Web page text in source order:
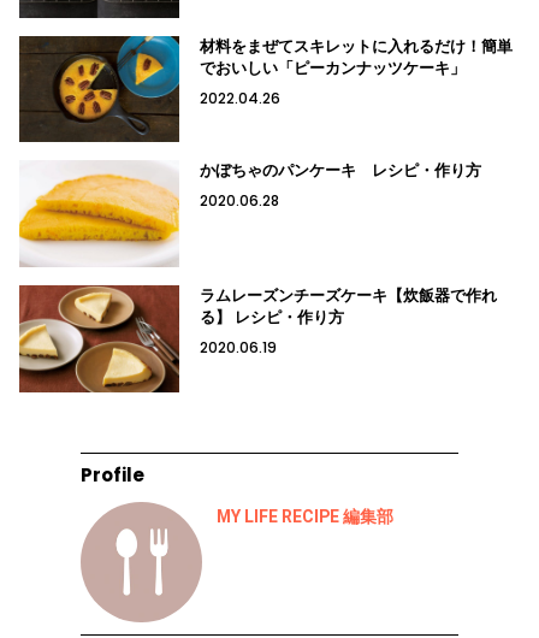
材料をまぜてスキレットに入れるだけ！簡単
でおいしい「ピーカンナッツケーキ」
2022.04.26
かぼちゃのパンケーキ レシピ・作り方
2020.06.28
ラムレーズンチーズケーキ【炊飯器で作れ
る】 レシピ・作り方
2020.06.19
Profile
MY LIFE RECIPE 編集部